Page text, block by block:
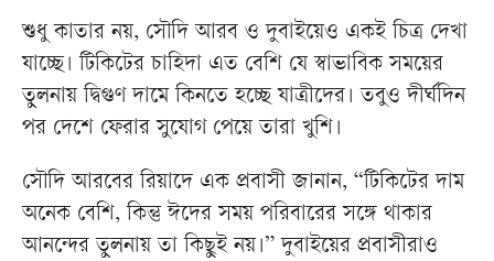
শুধু কাতার নয়, সৌদি আরব ও দুবাইয়েও একই চিত্র দেখা
যাচ্ছে। টিকিটের চাহিদা এত বেশি যে স্বাভাবিক সময়ের
তুলনায় দ্বিগুণ দামে কিনতে হচ্ছে যাত্রীদের। তবুও দীর্ঘদিন
পর দেশে ফেরার সুযোগ পেয়ে তারা খুশি।
সৌদি আরবের রিয়াদে এক প্রবাসী জানান, “টিকিটের দাম
অনেক বেশি, কিন্তু ঈদের সময় পরিবারের সঙ্গে থাকার
আনন্দের তুলনায় তা কিছুই নয়।” দুবাইয়ের প্রবাসীরাও